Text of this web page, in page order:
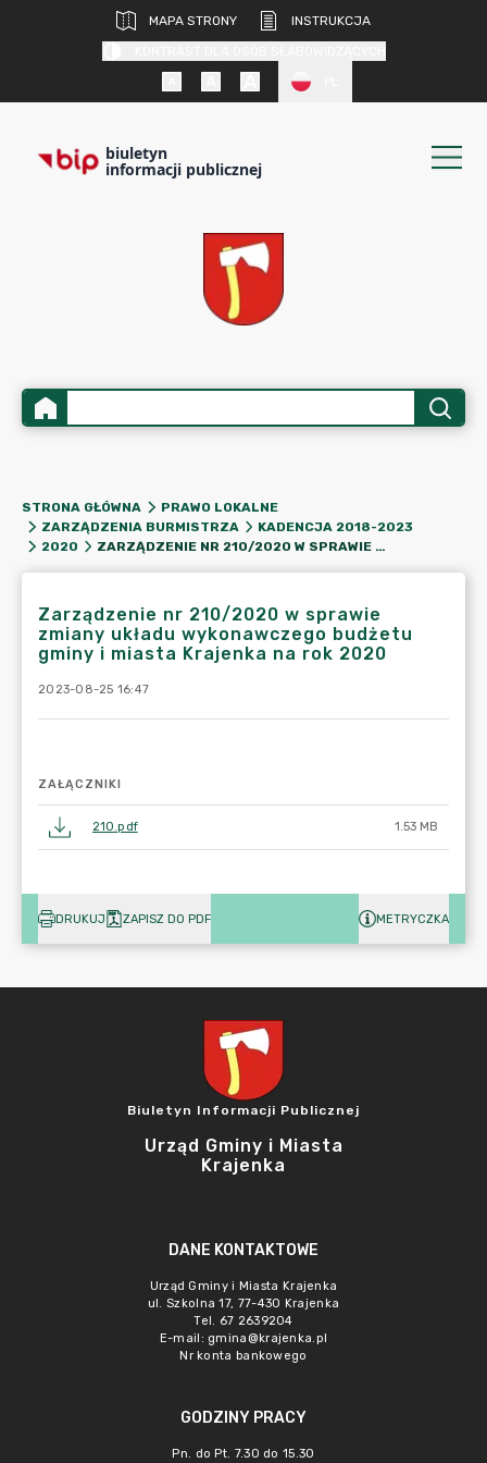
MAPA STRONY
INSTRUKCJA
biuletyn
informacji publicznej
STRONA GŁÓWNA
PRAWO LOKALNE
ZARZĄDZENIA BURMISTRZA
KADENCJA 2018-2023
2020
ZARZĄDZENIE NR 210/2020 W SPRAWIE ZMIANY UKŁADU WYKONAWCZEGO BUDŻETU GMINY I MIASTA KRAJENKA NA ROK 2020
Zarządzenie nr 210/2020 w sprawie
zmiany układu wykonawczego budżetu
gminy i miasta Krajenka na rok 2020
2023-08-25 16:47
ZAŁĄCZNIKI
210.pdf 1.53 MB
DRUKUJ ZAPISZ DO PDF METRYCZKA
Biuletyn Informacji Publicznej
Urząd Gminy i Miasta
Krajenka
DANE KONTAKTOWE
Urząd Gminy i Miasta Krajenka
ul. Szkolna 17, 77-430 Krajenka
Tel. 67 2639204
E-mail: gmina@krajenka.pl
Nr konta bankowego
GODZINY PRACY
Pn. do Pt. 7.30 do 15.30